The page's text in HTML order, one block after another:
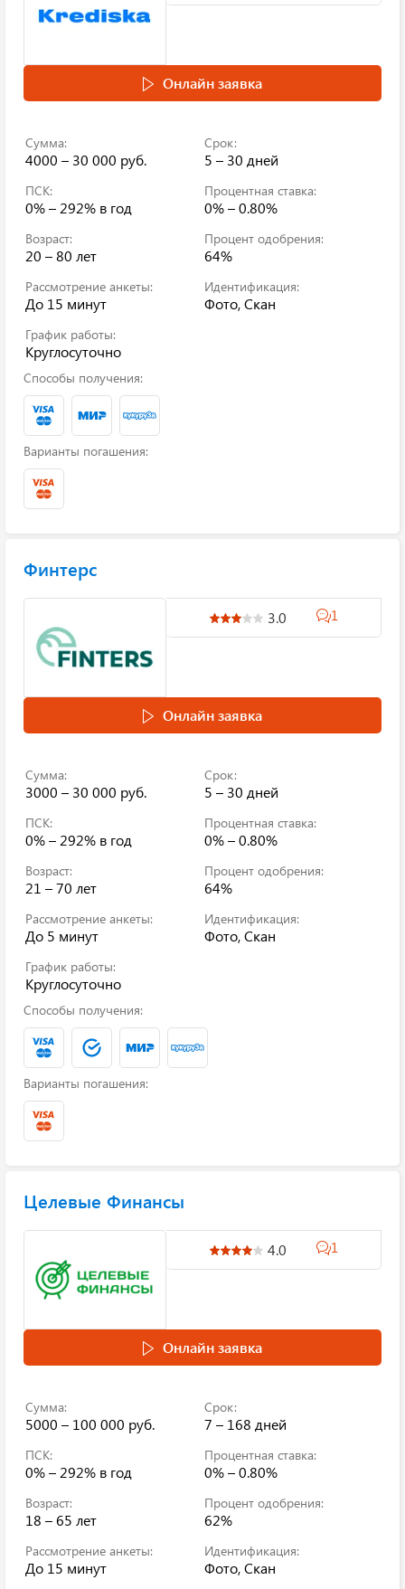
Онлайн заявка
Сумма:
4000 – 30 000 руб.
Срок:
5 – 30 дней
ПСК:
0% – 292% в год
Процентная ставка:
0% – 0.80%
Возраст:
20 – 80 лет
Процент одобрения:
64%
Рассмотрение анкеты:
До 15 минут
Идентификация:
Фото, Скан
График работы:
Круглосуточно
Способы получения:
Варианты погашения:
Финтерс
3.0 1
Онлайн заявка
Сумма:
3000 – 30 000 руб.
Срок:
5 – 30 дней
ПСК:
0% – 292% в год
Процентная ставка:
0% – 0.80%
Возраст:
21 – 70 лет
Процент одобрения:
64%
Рассмотрение анкеты:
До 5 минут
Идентификация:
Фото, Скан
График работы:
Круглосуточно
Способы получения:
Варианты погашения:
Целевые Финансы
4.0 1
Онлайн заявка
Сумма:
5000 – 100 000 руб.
Срок:
7 – 168 дней
ПСК:
0% – 292% в год
Процентная ставка:
0% – 0.80%
Возраст:
18 – 65 лет
Процент одобрения:
62%
Рассмотрение анкеты:
До 15 минут
Идентификация:
Фото, Скан